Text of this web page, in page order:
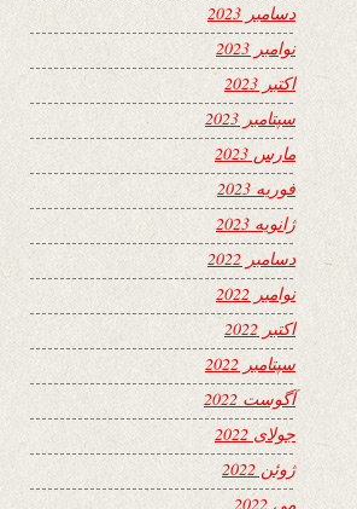
دسامبر 2023
نوامبر 2023
اکتبر 2023
سپتامبر 2023
مارس 2023
فوریه 2023
ژانویه 2023
دسامبر 2022
نوامبر 2022
اکتبر 2022
سپتامبر 2022
آگوست 2022
جولای 2022
ژوئن 2022
می 2022